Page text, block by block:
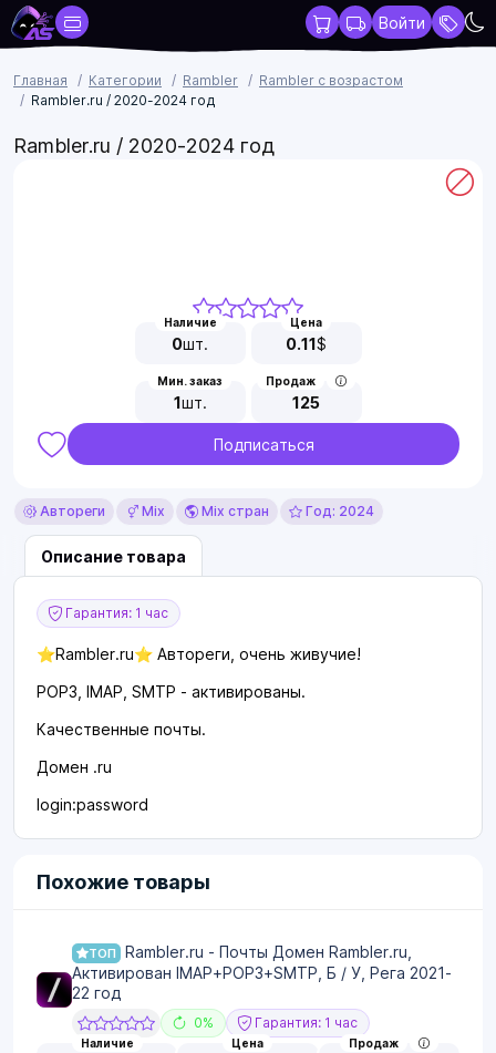
Войти
Главная Категории Rambler
Rambler с возрастом
Rambler.ru / 2020-2024 год
Rambler.ru / 2020-2024 год
Наличие
0шт.
Цена
0.11$
Мин. заказ
1шт.
Продаж
125
Подписаться
Автореги Mix Mix стран Год: 2024
Описание товара
Гарантия: 1 час
⭐️Rambler.ru⭐️ Автореги, очень живучие!
POP3, IMAP, SMTP - активированы.
Качественные почты.
Домен .ru
login:password
Похожие товары
ТОП
Rambler.ru - Почты Домен Rambler.ru,
Активирован IMAP+POP3+SMTP, Б / У, Рега 2021-
22 год
0% Гарантия: 1 час
Наличие Цена Продаж